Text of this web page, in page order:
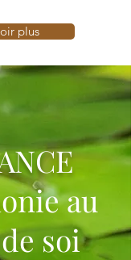
plus
au
soi